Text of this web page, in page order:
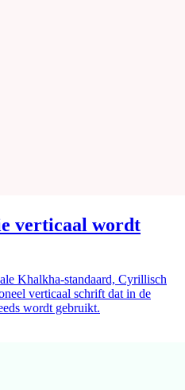
verticaal wordt
Khalkha-standaard, Cyrillisch
verticaal schrift dat in de
wordt gebruikt.